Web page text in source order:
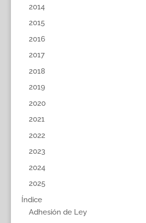
2014
2015
2016
2017
2018
2019
2020
2021
2022
2023
2024
2025
Índice
Adhesión de Ley